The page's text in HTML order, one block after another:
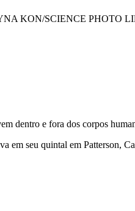
KON/SCIENCE PHOTO
dentro e fora dos corpos
em seu quintal em Patterson,